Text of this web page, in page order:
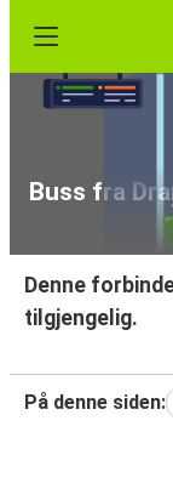
Buss fra
Denne
tilgjengelig.
På denne siden: